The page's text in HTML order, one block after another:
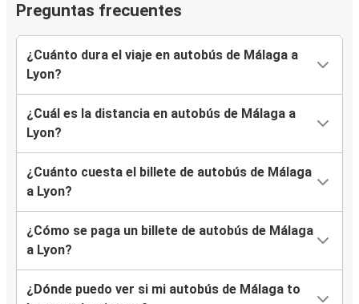
Preguntas frecuentes
¿Cuánto dura el viaje en autobús de Málaga a
Lyon?
¿Cuál es la distancia en autobús de Málaga a
Lyon?
¿Cuánto cuesta el billete de autobús de Málaga
a Lyon?
¿Cómo se paga un billete de autobús de Málaga
a Lyon?
¿Dónde puedo ver si mi autobús de Málaga to